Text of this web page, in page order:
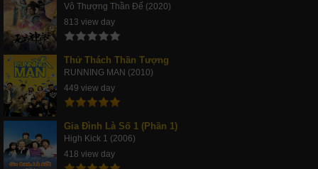
Vô Thượng Thần Đế (2020)
813 view day
Thử Thách Thần Tượng
RUNNING MAN (2010)
449 view day
Gia Đình Là Số 1 (Phần 1)
High Kick 1 (2006)
418 view day